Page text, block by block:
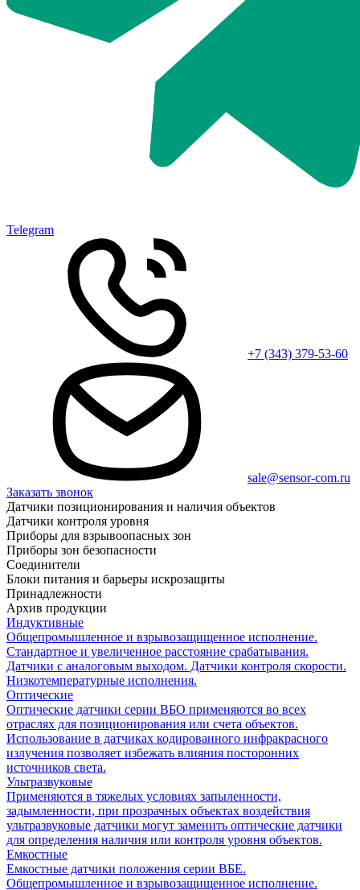
Telegram
+7 (343) 379-53-60
sale@sensor-com.ru
Заказать звонок
Датчики позиционирования и наличия объектов
Датчики контроля уровня
Приборы для взрывоопасных зон
Приборы зон безопасности
Соединители
Блоки питания и барьеры искрозащиты
Принадлежности
Архив продукции
Индуктивные
Общепромышленное и взрывозащищенное исполнение.
Стандартное и увеличенное расстояние срабатывания.
Датчики с аналоговым выходом. Датчики контроля скорости.
Низкотемпературные исполнения.
Оптические
Оптические датчики серии ВБО применяются во всех
отраслях для позиционирования или счета объектов.
Использование в датчиках кодированного инфракрасного
излучения позволяет избежать влияния посторонних
источников света.
Ультразвуковые
Применяются в тяжелых условиях запыленности,
задымленности, при прозрачных объектах воздействия
ультразвуковые датчики могут заменить оптические датчики
для определения наличия или контроля уровня объектов.
Емкостные
Емкостные датчики положения серии ВБЕ.
Общепромышленное и взрывозащищенное исполнение.